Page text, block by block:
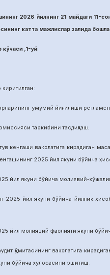
2026 йилнинг 21 майдаги 11-
катта мажлислар залида
кўчаси ,1-уй
киритилган:
умумий йиғилиши
таркибини тасдиқлаш.
ваколатига кирадиган
2025 йил якуни бўйича
якуни бўйича молиявий-хўжалик
якуни бўйича йиллик
молиявий фаолияти якуни бўйича
ваколатига кирадиган
бўйича хулосасини эшитиш.